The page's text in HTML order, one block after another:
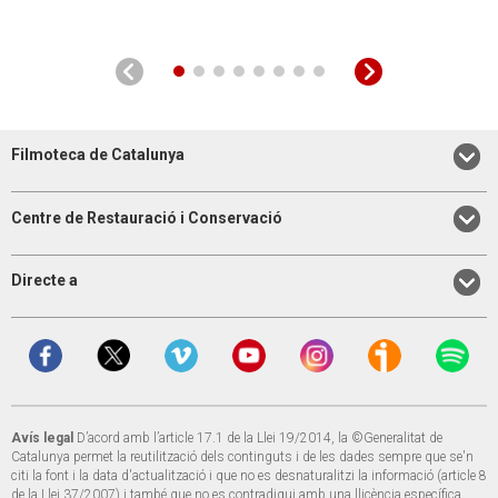
Filmoteca de Catalunya
Centre de Restauració i Conservació
Directe a
Avís legal D’acord amb l’article 17.1 de la Llei 19/2014, la ©Generalitat de
Catalunya permet la reutilització dels continguts i de les dades sempre que se'n
citi la font i la data d'actualització i que no es desnaturalitzi la informació (article 8
de la Llei 37/2007) i també que no es contradigui amb una llicència específica.